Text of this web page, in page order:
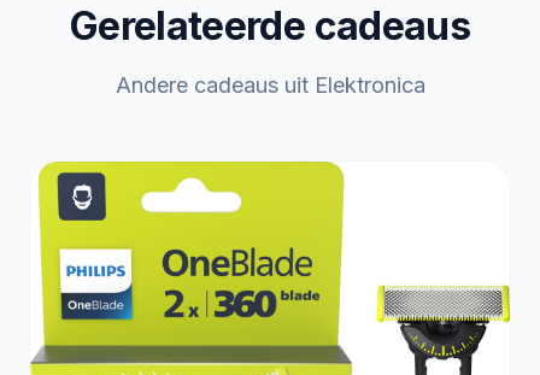
Gerelateerde cadeaus
Andere cadeaus uit Elektronica